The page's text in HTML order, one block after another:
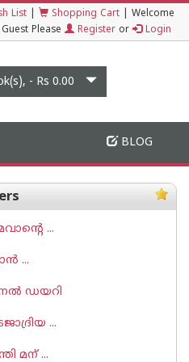
List Shopping Cart
Welcome
Guest Please
Register or Login
- Rs 0.00
BLOG
...
...
ഡയറി
...
മന് ...